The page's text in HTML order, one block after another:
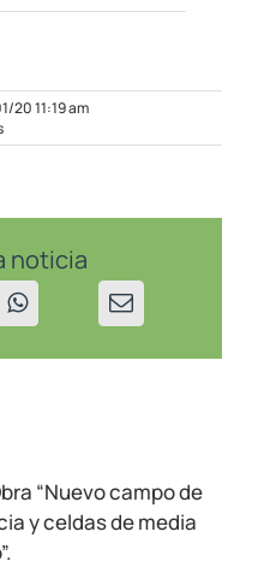
20 11:19 am
on
Refuerzos
distintas
localidades
de
la
provincia.
noticia
“Nuevo campo de
y celdas de media